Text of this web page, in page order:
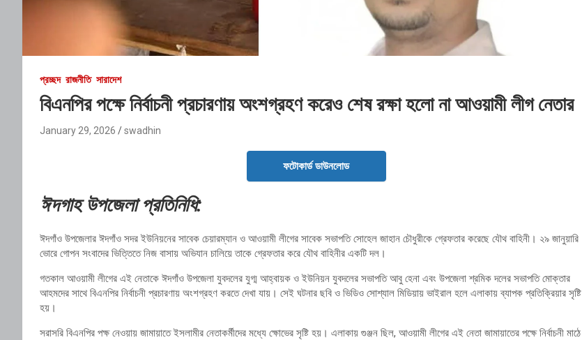
প্রচ্ছদ রাজনীতি সারাদেশ
বিএনপির পক্ষে নির্বাচনী প্রচারণায় অংশগ্রহণ করেও শেষ রক্ষা হলো না আওয়ামী লীগ নেতার
January 29, 2026 swadhin
ফটোকার্ড ডাউনলোড
ঈদগাহ উপজেলা প্রতিনিধি:
ঈদগাঁও উপজেলার ঈদগাঁও সদর ইউনিয়নের সাবেক চেয়ারম্যান ও আওয়ামী লীগের সাবেক সভাপতি সোহেল জাহান চৌধুরীকে গ্রেফতার করেছে যৌথ বাহিনী। ২৯ জানুয়ারি
ভোরে গোপন সংবাদের ভিত্তিতে নিজ বাসায় অভিযান চালিয়ে তাকে গ্রেফতার করে যৌথ বাহিনীর একটি দল।
গতকাল আওয়ামী লীগের এই নেতাকে ঈদগাঁও উপজেলা যুবদলের যুগ্ম আহ্বায়ক ও ইউনিয়ন যুবদলের সভাপতি আবু হেনা এবং উপজেলা শ্রমিক দলের সভাপতি মোক্তার
আহমদের সাথে বিএনপির নির্বাচনী প্রচারণায় অংশগ্রহণ করতে দেখা যায়। সেই ঘটনার ছবি ও ভিডিও সোশ্যাল মিডিয়ায় ভাইরাল হলে এলাকায় ব্যাপক প্রতিক্রিয়ার সৃষ্টি
হয়।
সরাসরি বিএনপির পক্ষ নেওয়ায় জামায়াতে ইসলামীর নেতাকর্মীদের মধ্যে ক্ষোভের সৃষ্টি হয়। এলাকায় গুঞ্জন ছিল, আওয়ামী লীগের এই নেতা জামায়াতের পক্ষে নির্বাচনী মাঠে